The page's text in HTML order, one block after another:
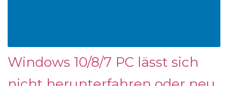
Windows 10/8/7 PC lässt sich